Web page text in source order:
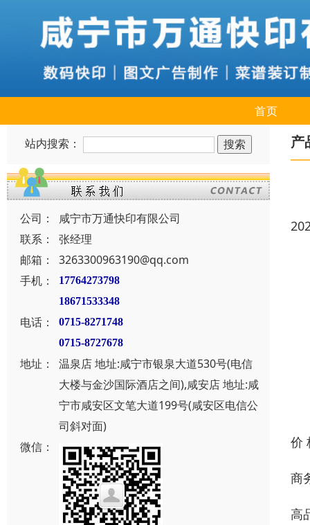
首页
站内搜索：
公司：
咸宁市万通快印有限公司
联系：
张经理
邮箱：
3263300963190@qq.com
手机：
17764273798
18671533348
电话：
0715-8271748
0715-8727678
地址：
温泉店 地址:咸宁市银泉大道530号(电信
大楼与金沙国际酒店之间),咸安店 地址:咸
宁市咸安区文笔大道199号(咸安区电信公
司斜对面)
微信：
产
价
商
高